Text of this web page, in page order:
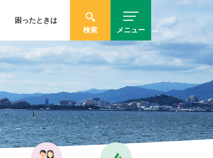
困ったときは
検索
メニュー